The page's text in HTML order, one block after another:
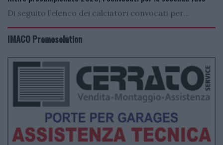
Di seguito l’elenco dei calciatori convocati per...
IMACO Promosolution